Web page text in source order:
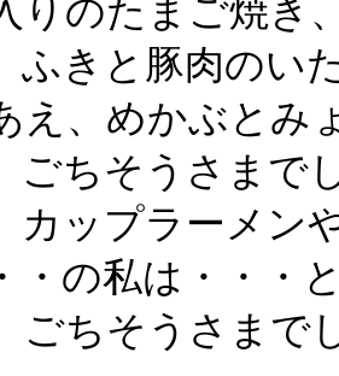
りのたまご焼き
ふきと豚肉のい
え、めかぶとみ
ごちそうさまで
カップラーメン
・の私は・・・
ごちそうさまで